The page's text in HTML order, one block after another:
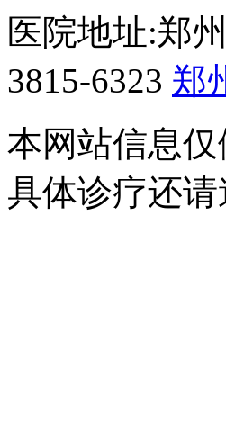
医院地址:郑
3815-6323 郑
本网站信息
具体诊疗还